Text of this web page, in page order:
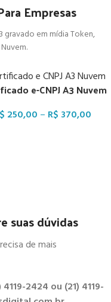
Empresas
gravado em mídia Token,
e-CNPJ A3 Nuvem
250,00 – R$ 370,00
suas dúvidas
de mais
4119-2424 ou (21) 4119-